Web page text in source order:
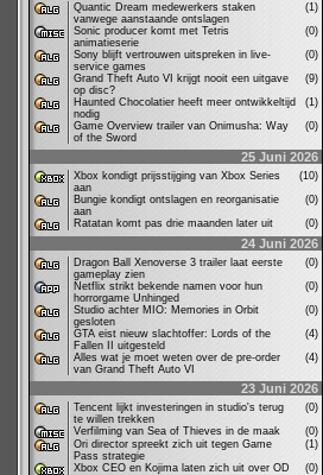
Quantic Dream medewerkers staken
vanwege aanstaande ontslagen
(1)
Sonic producer komt met Tetris
animatieserie
(0)
Sony blijft vertrouwen uitspreken in live-
service games
(0)
Grand Theft Auto VI krijgt nooit een uitgave
op disc?
(9)
Haunted Chocolatier heeft meer ontwikkeltijd
nodig
(1)
Game Overview trailer van Onimusha: Way
of the Sword
(0)
25 Juni 2026
Xbox kondigt prijsstijging van Xbox Series
aan
(10)
Bungie kondigt ontslagen en reorganisatie
aan
(0)
Ratatan komt pas drie maanden later uit
(0)
24 Juni 2026
Dragon Ball Xenoverse 3 trailer laat eerste
gameplay zien
(0)
Netflix strikt bekende namen voor hun
horrorgame Unhinged
(0)
Studio achter MIO: Memories in Orbit
gesloten
(0)
GTA eist nieuw slachtoffer: Lords of the
Fallen II uitgesteld
(4)
Alles wat je moet weten over de pre-order
van Grand Theft Auto VI
(4)
23 Juni 2026
Tencent lijkt investeringen in studio's terug
te willen trekken
(0)
Verfilming van Sea of Thieves in de maak
(0)
Ori director spreekt zich uit tegen Game
Pass strategie
(1)
Xbox CEO en Kojima laten zich uit over OD
(0)